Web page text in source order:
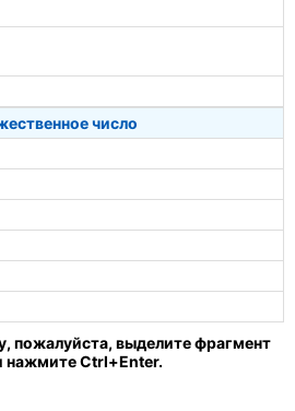
число
пожалуйста, выделите фрагмент
нажмите Ctrl+Enter.